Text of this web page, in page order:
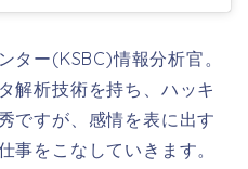
ター(KSBC)情報分析官。
解析技術を持ち、ハッキ
ですが、感情を表に出す
事をこなしていきます。